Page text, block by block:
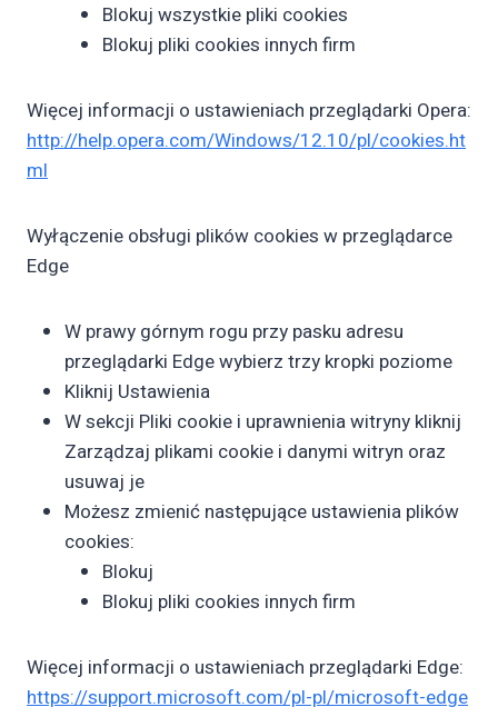
Blokuj wszystkie pliki cookies
Blokuj pliki cookies innych firm
Więcej informacji o ustawieniach przeglądarki Opera:
http://help.opera.com/Windows/12.10/pl/cookies.ht
ml
Wyłączenie obsługi plików cookies w przeglądarce
Edge
W prawy górnym rogu przy pasku adresu
przeglądarki Edge wybierz trzy kropki poziome
Kliknij Ustawienia
W sekcji Pliki cookie i uprawnienia witryny kliknij
Zarządzaj plikami cookie i danymi witryn oraz
usuwaj je
Możesz zmienić następujące ustawienia plików
cookies:
Blokuj
Blokuj pliki cookies innych firm
Więcej informacji o ustawieniach przeglądarki Edge:
https://support.microsoft.com/pl-pl/microsoft-edge